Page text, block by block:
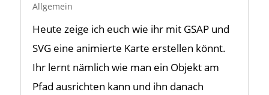
Allgemein
Heute zeige ich euch wie ihr mit GSAP und
SVG eine animierte Karte erstellen könnt.
Ihr lernt nämlich wie man ein Objekt am
Pfad ausrichten kann und ihn danach